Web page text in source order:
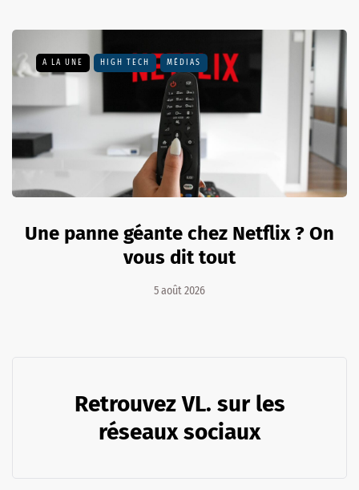
A LA UNE HIGH TECH MÉDIAS
Une panne géante chez Netflix ? On
vous dit tout
5 août 2026
Retrouvez VL. sur les
réseaux sociaux